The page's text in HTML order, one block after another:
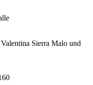
Sierra Malo und